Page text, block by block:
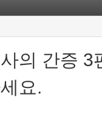
의 간증
요.